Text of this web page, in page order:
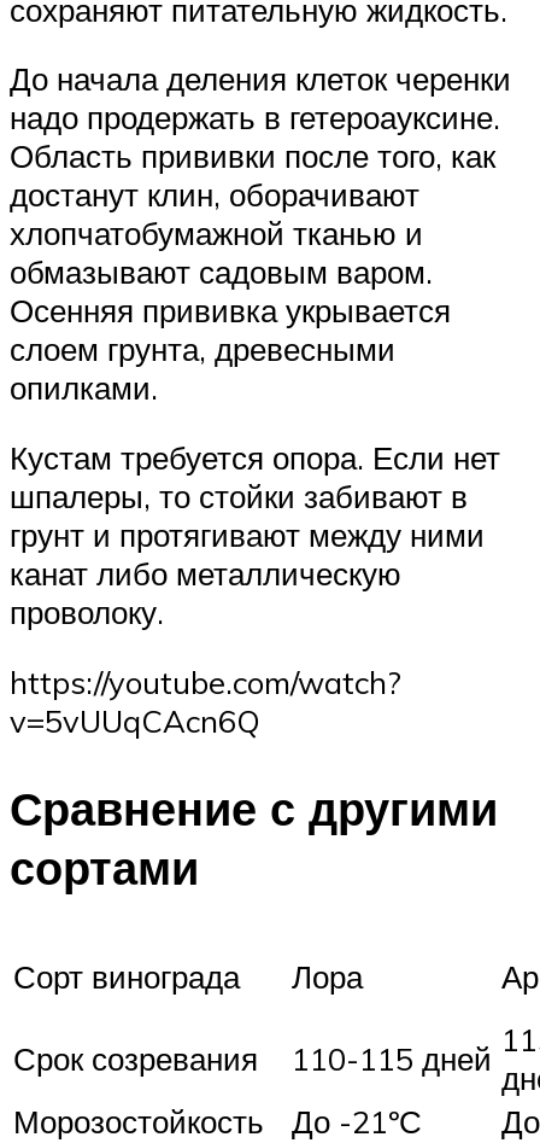
сохраняют питательную жидкость.
До начала деления клеток черенки
надо продержать в гетероауксине.
Область прививки после того, как
достанут клин, оборачивают
хлопчатобумажной тканью и
обмазывают садовым варом.
Осенняя прививка укрывается
слоем грунта, древесными
опилками.
Кустам требуется опора. Если нет
шпалеры, то стойки забивают в
грунт и протягивают между ними
канат либо металлическую
проволоку.
https://youtube.com/watch?
v=5vUUqCAcn6Q
Сравнение с другими
сортами
Сорт винограда Лора
Срок созревания 110-115 дней
Морозостойкость
До -21ºС